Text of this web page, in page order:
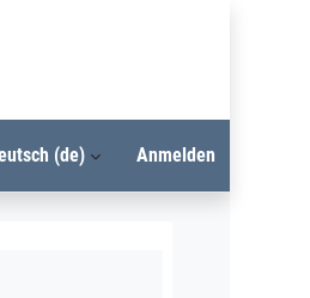
‎(de)‎ Anmelden